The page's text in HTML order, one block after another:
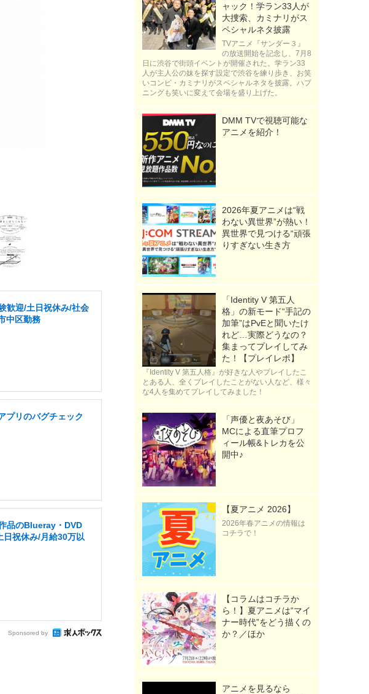
歓迎/土日祝休み/社会
中区勤務
プリのバグチェック
品のBlueray・DVD
日祝休み/月給30万以
Sponsored by
ャック！学ラン33人が
大捜索、カミナリがス
ペシャルネタ披露
TVアニメ『サンダー３』
の放送開始を記念し、7月8
日に渋谷で街頭イベントが開催された。学ラン33
人が主人公の妹を探す設定で渋谷を練り歩き、お笑
いコンビ・カミナリがスペシャルネタを披露。ハプ
ニングも笑いに変えて会場を盛り上げた。
DMM TVで視聴可能な
アニメを紹介！
2026年夏アニメは“戦
わない異世界”が熱い！
異世界で見つける“頑張
りすぎない生き方
「Identity V 第五人
格」の新モード“手記の
加筆”はPvEと聞いたけ
れど…実際どうなの？
集まってプレイしてみ
た！【プレイレポ】
『Identity V 第五人格』が好きな人やプレイしたこ
とある人、全くプレイしたことがない人など、様々
な4人を集めてプレイしてみました！
「声優と夜あそび」
MCによる直筆プロフ
ィール帳&トレカを公
開中♪
【夏アニメ 2026】
2026年春アニメの情報は
コチラで！
【コラムはコチラか
ら！】夏アニメは“マイ
ナー時代”をどう描くの
か？／ほか
アニメを見るなら